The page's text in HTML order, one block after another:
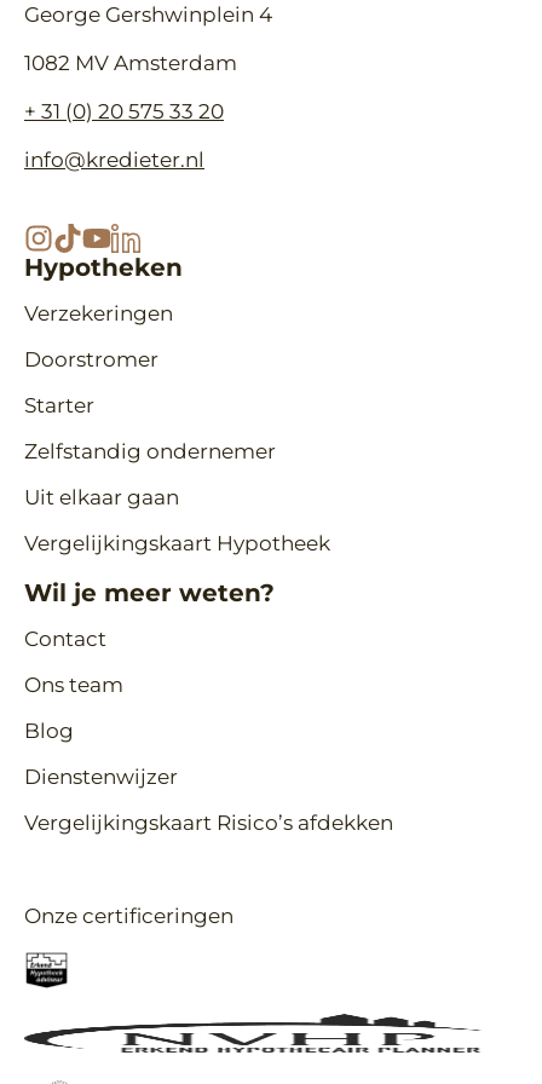
George Gershwinplein 4
1082 MV Amsterdam
+ 31 (0) 20 575 33 20
info@kredieter.nl
Hypotheken
Verzekeringen
Doorstromer
Starter
Zelfstandig ondernemer
Uit elkaar gaan
Vergelijkingskaart Hypotheek
Wil je meer weten?
Contact
Ons team
Blog
Dienstenwijzer
Vergelijkingskaart Risico’s afdekken
Onze certificeringen